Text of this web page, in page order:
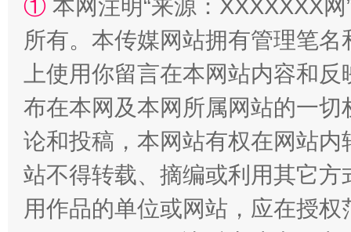
① 本网注明“来源：XXXXXXX
所有。本传媒网站拥有管理笔
上使用你留言在本网站内容和
布在本网及本网所属网站的一
论和投稿，本网站有权在网站
站不得转载、摘编或利用其它
用作品的单位或网站，应在授